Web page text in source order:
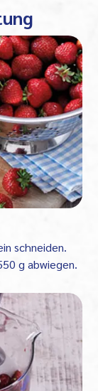
schneiden.
g abwiegen.